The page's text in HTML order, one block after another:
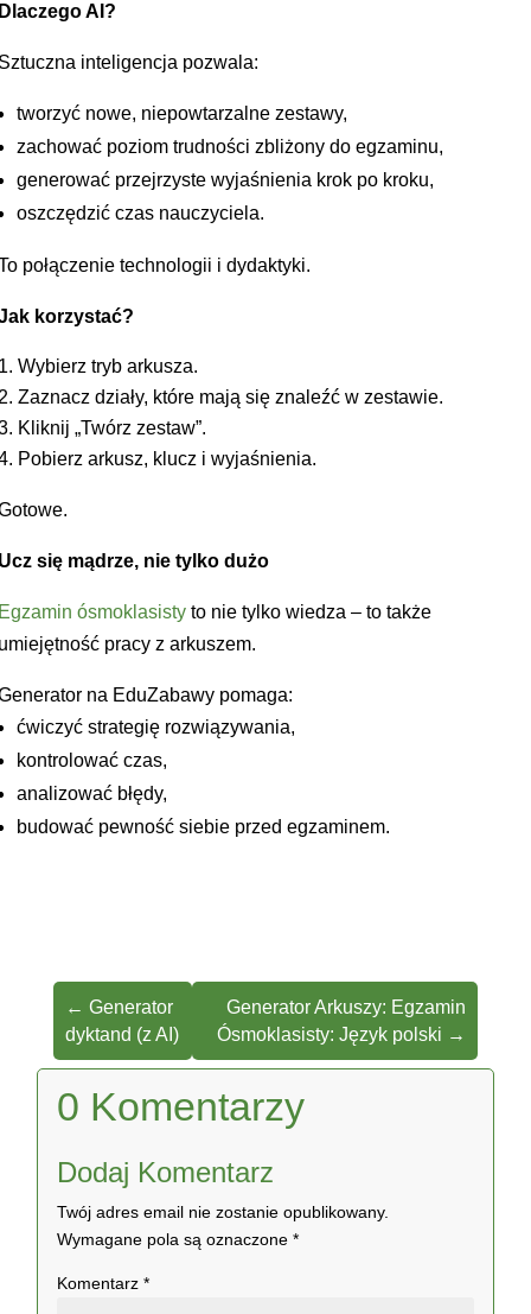
AI?
inteligencja pozwala:
tworzyć nowe, niepowtarzalne zestawy,
zachować poziom trudności zbliżony do egzaminu,
generować przejrzyste wyjaśnienia krok po kroku,
oszczędzić czas nauczyciela.
połączenie technologii i dydaktyki.
korzystać?
Wybierz tryb arkusza.
Zaznacz działy, które mają się znaleźć w zestawie.
Kliknij „Twórz zestaw”.
Pobierz arkusz, klucz i wyjaśnienia.
się mądrze, nie tylko dużo
ósmoklasisty to nie tylko wiedza – to także
pracy z arkuszem.
na EduZabawy pomaga:
ćwiczyć strategię rozwiązywania,
kontrolować czas,
analizować błędy,
budować pewność siebie przed egzaminem.
← Generator
dyktand (z AI)
Generator Arkuszy: Egzamin
Ósmoklasisty: Język polski →
0 Komentarzy
Dodaj Komentarz
Twój adres email nie zostanie opublikowany.
Wymagane pola są oznaczone*
Komentarz*